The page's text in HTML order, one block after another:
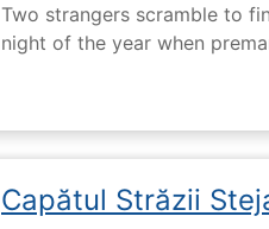
Two strangers scramble to
night of the year when
Capătul Străzii